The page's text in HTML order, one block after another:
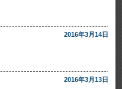
2016年3月14日
2016年3月13日